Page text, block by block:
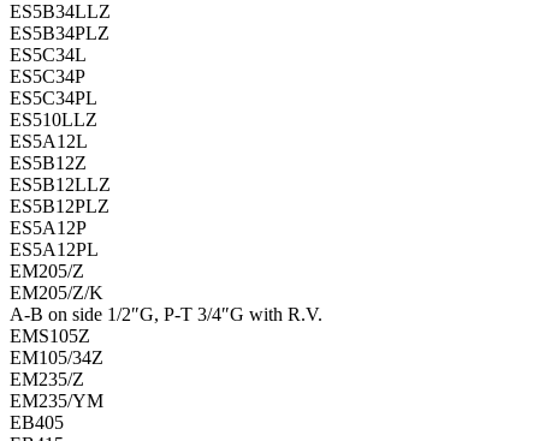
ES5B34LLZ
ES5B34PLZ
ES5C34L
ES5C34P
ES5C34PL
ES510LLZ
ES5A12L
ES5B12Z
ES5B12LLZ
ES5B12PLZ
ES5A12P
ES5A12PL
EM205/Z
EM205/Z/K
A-B on side 1/2″G, P-T 3/4″G with R.V.
EMS105Z
EM105/34Z
EM235/Z
EM235/YM
EB405